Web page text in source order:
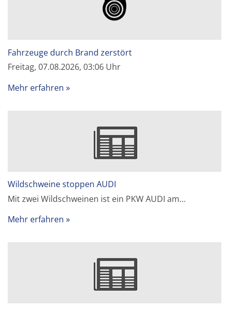
Fahrzeuge durch Brand zerstört
Freitag, 07.08.2026, 03:06 Uhr
Mehr erfahren
Wildschweine stoppen AUDI
Mit zwei Wildschweinen ist ein PKW AUDI am…
Mehr erfahren